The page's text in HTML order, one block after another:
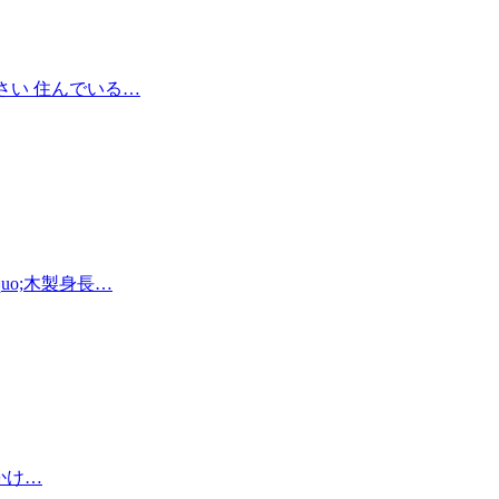
い 住んでいる…
木製身長…
け…